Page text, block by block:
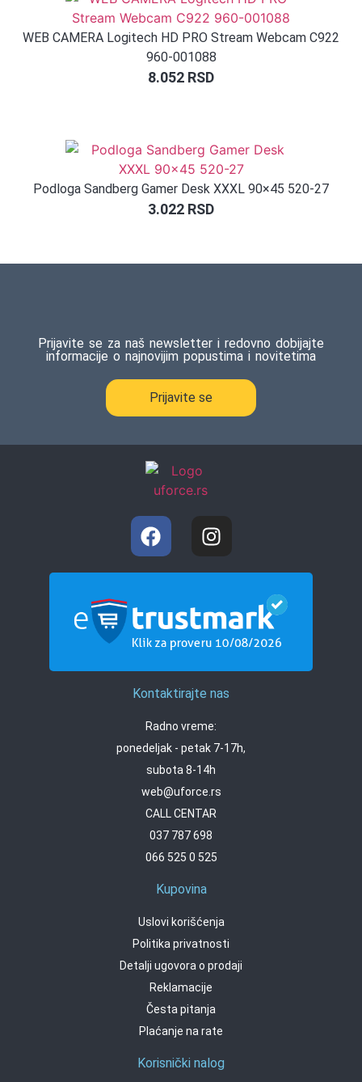
WEB CAMERA Logitech HD PRO Stream Webcam C922
960-001088
8.052 RSD
Podloga Sandberg Gamer Desk XXXL 90×45 520-27
3.022 RSD
Prijavite se za naš newsletter i redovno dobijajte
informacije o najnovijim popustima i novitetima
Prijavite se
Kontaktirajte nas
Radno vreme:
ponedeljak - petak 7-17h,
subota 8-14h
web@uforce.rs
CALL CENTAR
037 787 698
066 525 0 525
Kupovina
Uslovi korišćenja
Politika privatnosti
Detalji ugovora o prodaji
Reklamacije
Česta pitanja
Plaćanje na rate
Korisnički nalog